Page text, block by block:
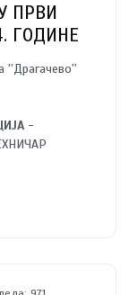
ПРВИ
ГОДИНЕ
''Драгачево''
-